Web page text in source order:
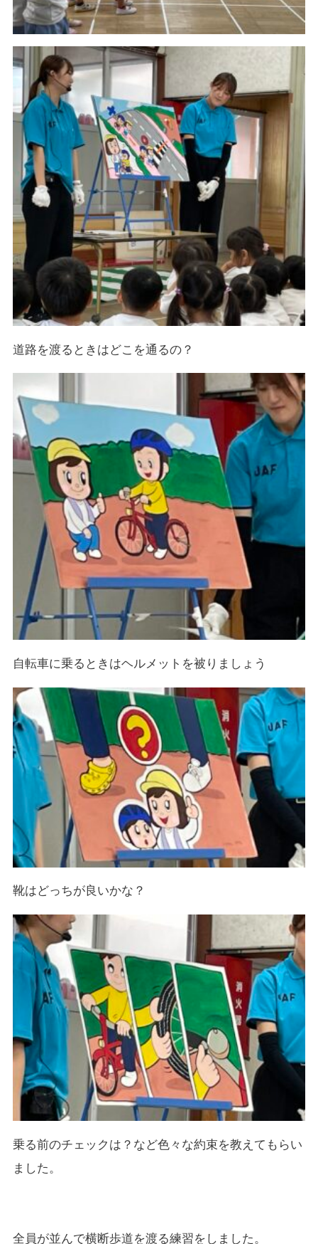
道路を渡るときはどこを通るの？
自転車に乗るときはヘルメットを被りましょう
靴はどっちが良いかな？
乗る前のチェックは？など色々な約束を教えてもらい
ました。
全員が並んで横断歩道を渡る練習をしました。